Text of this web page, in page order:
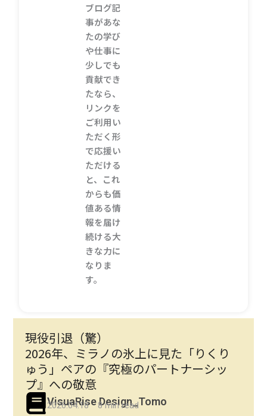
ブログ記
事があな
たの学び
や仕事に
少しでも
貢献でき
たなら、
リンクを
ご利用い
ただく形
で応援い
ただける
と、これ
からも価
値ある情
報を届け
続ける大
きな力に
なりま
す。
現役引退（驚）
2026年、ミラノの氷上に見た「りくり
ゅう」ペアの『究極のパートナーシッ
プ』への敬意
VisuaRise Design_Tomo
2026.04.18 8 min read